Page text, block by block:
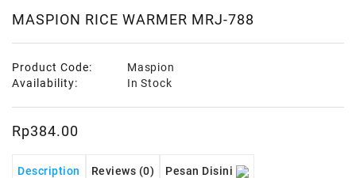
MASPION RICE WARMER MRJ-788
Product Code:
Maspion
Availability:
In Stock
Rp384.00
Description Reviews (0) Pesan Disini